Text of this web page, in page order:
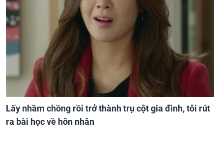
Lấy nhầm chồng rồi trở thành trụ cột gia đình, tôi rút
ra bài học về hôn nhân